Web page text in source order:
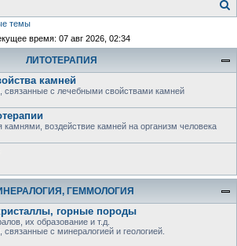
темы
время: 07 авг 2026, 02:34
ЛИТОТЕРАПИЯ
камней
с лечебными свойствами камней
камнями, воздействие камней на организм человека
ГЕММОЛОГИЯ
горные породы
их образование и т.д.
с минералогией и геологией.